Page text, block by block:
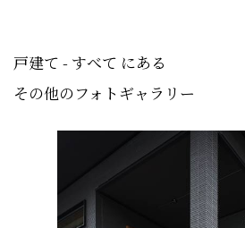
戸建て - すべて にある
その他のフォトギャラリー